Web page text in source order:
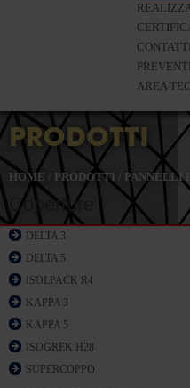
CONTATTI
AREA
PRODOTTI
HOME / PRODOTTI / PANNELLI
Coperture
DELTA 3
DELTA 5
ISOLPACK R4
KAPPA 3
KAPPA 5
ISOGREK H28
SUPERCOPPO